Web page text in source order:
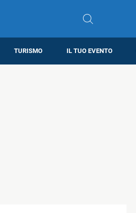
TURISMO IL TUO EVENTO